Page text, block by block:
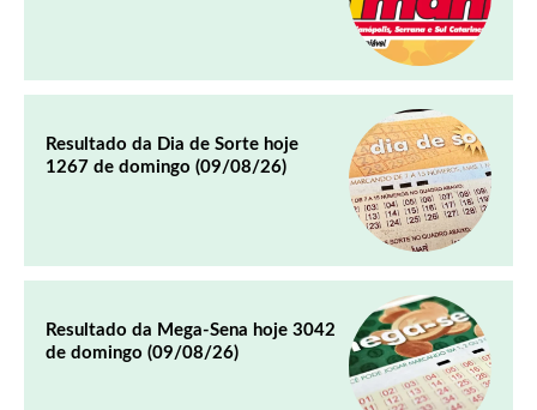
Resultado da Dia de Sorte hoje
1267 de domingo (09/08/26)
Resultado da Mega-Sena hoje 3042
de domingo (09/08/26)